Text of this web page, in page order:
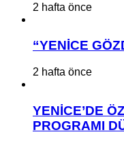
2 hafta önce
“YENİCE
2 hafta önce
YENİCE’DE
PROGRAMI